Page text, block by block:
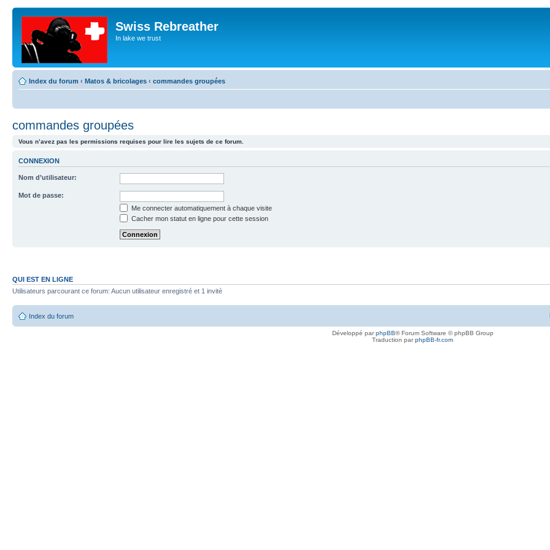
Swiss Rebreather
In lake we trust
Index du forum ‹ Matos & bricolages ‹ commandes groupées
commandes groupées
Vous n’avez pas les permissions requises pour lire les sujets de ce forum.
CONNEXION
Nom d’utilisateur:
Mot de passe:
Me connecter automatiquement à chaque visite
Cacher mon statut en ligne pour cette session
QUI EST EN LIGNE
Utilisateurs parcourant ce forum: Aucun utilisateur enregistré et 1 invité
Index du forum
Développé parphpBB® Forum Software © phpBB Group
Traduction parphpBB-fr.com